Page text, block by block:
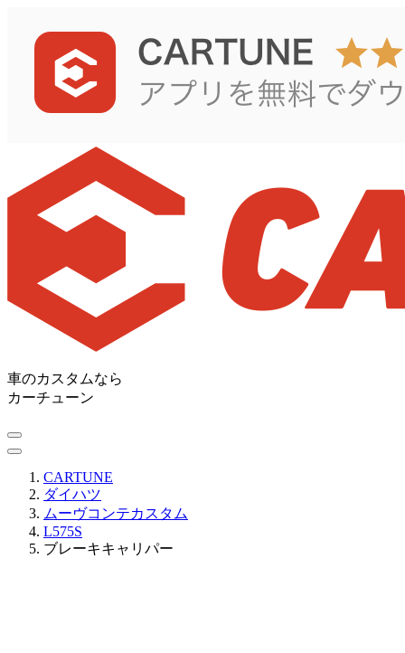
車のカスタムなら
カーチューン
CARTUNE
ダイハツ
ムーヴコンテカスタム
L575S
ブレーキキャリパー